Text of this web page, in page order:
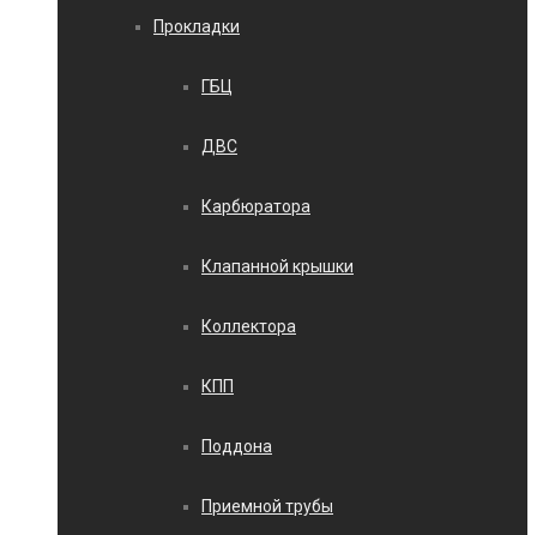
Прокладки
ГБЦ
ДВС
Карбюратора
Клапанной крышки
Коллектора
КПП
Поддона
Приемной трубы